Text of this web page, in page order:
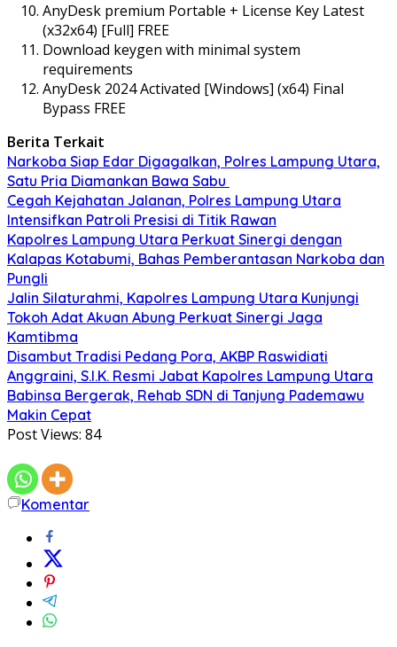
AnyDesk premium Portable + License Key Latest
(x32x64) [Full] FREE
Download keygen with minimal system
requirements
AnyDesk 2024 Activated [Windows] (x64) Final
Bypass FREE
Berita Terkait
Narkoba Siap Edar Digagalkan, Polres Lampung Utara,
Satu Pria Diamankan Bawa Sabu
Cegah Kejahatan Jalanan, Polres Lampung Utara
Intensifkan Patroli Presisi di Titik Rawan
Kapolres Lampung Utara Perkuat Sinergi dengan
Kalapas Kotabumi, Bahas Pemberantasan Narkoba dan
Pungli
Jalin Silaturahmi, Kapolres Lampung Utara Kunjungi
Tokoh Adat Akuan Abung Perkuat Sinergi Jaga
Kamtibma
Disambut Tradisi Pedang Pora, AKBP Raswidiati
Anggraini, S.I.K. Resmi Jabat Kapolres Lampung Utara
Babinsa Bergerak, Rehab SDN di Tanjung Pademawu
Makin Cepat
Post Views: 84
Komentar